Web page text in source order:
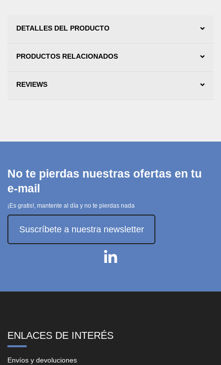
DETALLES DEL PRODUCTO
PRODUCTOS RELACIONADOS
REVIEWS
No te pierdas nuestras ofertas en tu
e-mail
¡Es gratis!, mantente al día y no te pierdas nada
Suscríbete a nuestra newsletter
ENLACES DE INTERÉS
Envíos y devoluciones